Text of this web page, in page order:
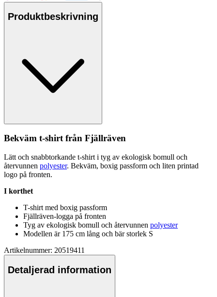
Produktbeskrivning
Bekväm t-shirt från Fjällräven
Lätt och snabbtorkande t-shirt i tyg av ekologisk bomull och
återvunnen polyester. Bekväm, boxig passform och liten printad
logo på fronten.
I korthet
T-shirt med boxig passform
Fjällräven-logga på fronten
Tyg av ekologisk bomull och återvunnen polyester
Modellen är 175 cm lång och bär storlek S
Artikelnummer: 20519411
Detaljerad information